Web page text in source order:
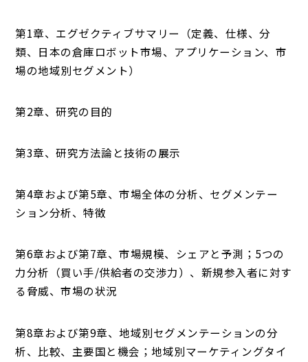
第1章、エグゼクティブサマリー（定義、仕様、分
類、日本の倉庫ロボット市場、アプリケーション、市
場の地域別セグメント）
第2章、研究の目的
第3章、研究方法論と技術の展示
第4章および第5章、市場全体の分析、セグメンテー
ション分析、特徴
第6章および第7章、市場規模、シェアと予測；5つの
力分析（買い手/供給者の交渉力）、新規参入者に対す
る脅威、市場の状況
第8章および第9章、地域別セグメンテーションの分
析、比較、主要国と機会；地域別マーケティングタイ